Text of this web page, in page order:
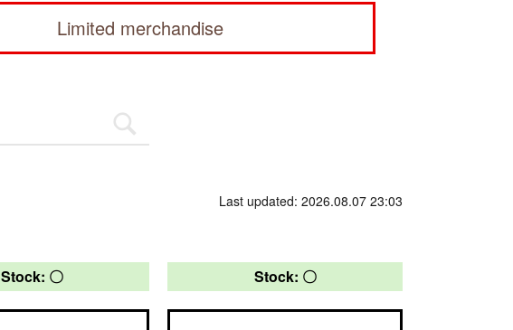
Limited merchandise
Last updated: 2026.08.07 23:03
Stock: 〇 Stock: 〇